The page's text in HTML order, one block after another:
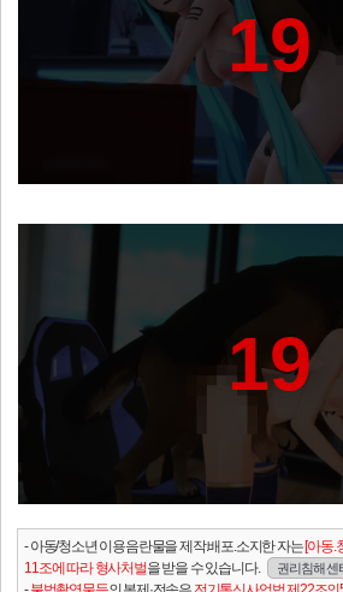
19
19
- 아동/청소년 이용음란물을 제작.배포.소지한 자는[아동.
11조에 따라 형사처벌을 받을 수 있습니다. 권리침해 센